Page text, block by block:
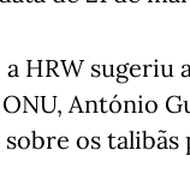
HRW
António
os